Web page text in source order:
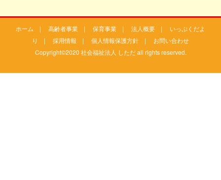
ホーム | 高齢者事業 | 保育事業 | 法人概要 | いっぷくだよ
り
| 採用情報 | 個人情報保護方針 | お問い合わせ
Copyright©2020 社会福祉法人 しただ all rights reserved.